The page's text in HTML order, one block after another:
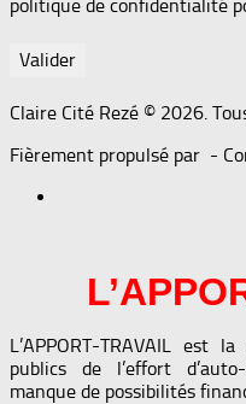
politique de confidentialité
Claire Cité Rezé © 2026.
Fièrement propulsé par -
L’APPORT-TRAVAIL est
publics de l’effort
manque de possibilités